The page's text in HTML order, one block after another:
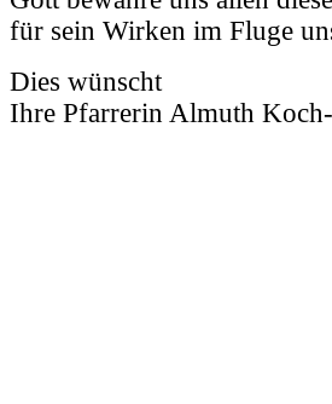
für sein Wirken im Fluge
Dies wünscht
Ihre Pfarrerin Almuth